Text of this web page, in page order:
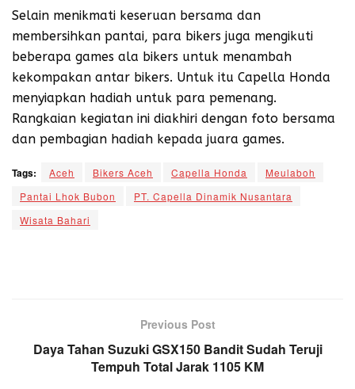
Selain menikmati keseruan bersama dan
membersihkan pantai, para bikers juga mengikuti
beberapa games ala bikers untuk menambah
kekompakan antar bikers. Untuk itu Capella Honda
menyiapkan hadiah untuk para pemenang.
Rangkaian kegiatan ini diakhiri dengan foto bersama
dan pembagian hadiah kepada juara games.
Tags: Aceh Bikers Aceh Capella Honda
Meulaboh
Pantai Lhok Bubon
PT. Capella Dinamik Nusantara
Wisata Bahari
Previous Post
Daya Tahan Suzuki GSX150 Bandit Sudah Teruji
Tempuh Total Jarak 1105 KM